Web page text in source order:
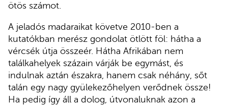
ötös számot.
A jeladós madaraikat követve 2010-ben a
kutatókban merész gondolat ötlött föl: hátha a
vércsék útja összeér. Hátha Afrikában nem
találkahelyek százain várják be egymást, és
indulnak aztán északra, hanem csak néhány, sőt
talán egy nagy gyülekezőhelyen verődnek össze!
Ha pedig így áll a dolog, útvonaluknak azon a